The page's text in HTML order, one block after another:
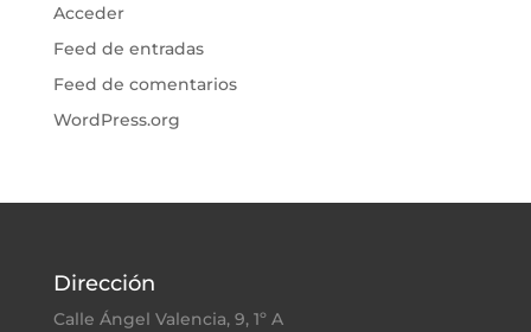
Acceder
Feed de entradas
Feed de comentarios
WordPress.org
Dirección
Calle Ángel Valencia, 9, 1º A